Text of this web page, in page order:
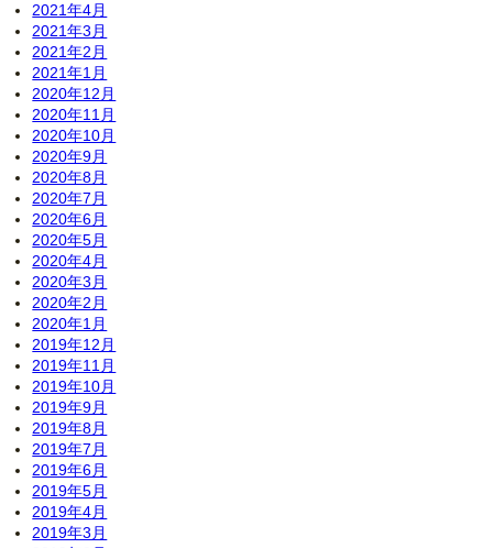
2021年4月
2021年3月
2021年2月
2021年1月
2020年12月
2020年11月
2020年10月
2020年9月
2020年8月
2020年7月
2020年6月
2020年5月
2020年4月
2020年3月
2020年2月
2020年1月
2019年12月
2019年11月
2019年10月
2019年9月
2019年8月
2019年7月
2019年6月
2019年5月
2019年4月
2019年3月